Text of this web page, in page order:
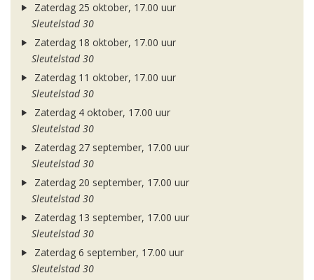
Zaterdag 25 oktober, 17.00 uur
Sleutelstad 30
Zaterdag 18 oktober, 17.00 uur
Sleutelstad 30
Zaterdag 11 oktober, 17.00 uur
Sleutelstad 30
Zaterdag 4 oktober, 17.00 uur
Sleutelstad 30
Zaterdag 27 september, 17.00 uur
Sleutelstad 30
Zaterdag 20 september, 17.00 uur
Sleutelstad 30
Zaterdag 13 september, 17.00 uur
Sleutelstad 30
Zaterdag 6 september, 17.00 uur
Sleutelstad 30